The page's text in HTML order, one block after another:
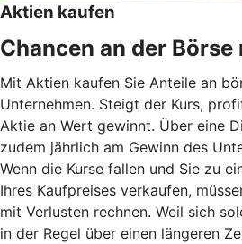
Aktien kaufen
Chancen an der Börse
Mit Aktien kaufen Sie Anteile an
Unternehmen. Steigt der Kurs,
Aktie an Wert gewinnt. Über eine
zudem jährlich am Gewinn des
Wenn die Kurse fallen und Sie zu
Ihres Kaufpreises verkaufen,
mit Verlusten rechnen. Weil sich
in der Regel über einen längeren